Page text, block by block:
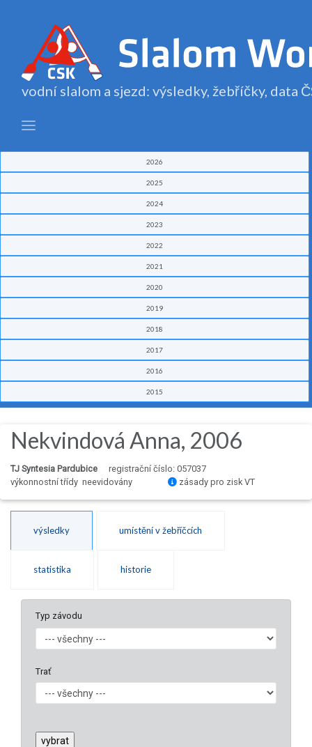
vodní slalom a sjezd: výsledky, žebříčky, data
2026
2025
2024
2023
2022
2021
2020
2019
2018
2017
2016
2015
Nekvindová Anna, 2006
TJ Syntesia Pardubice
registrační číslo: 057037
výkonnostní třídy neevidovány
zásady pro zisk VT
výsledky umístění v žebříčcích
statistika historie
Typ závodu
Trať